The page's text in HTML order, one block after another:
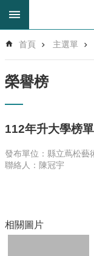
跳到主要內容區塊
階
搜
首
站
導
教
首頁 主選單
榮譽榜
112年升大學榜
發布單位：縣立蔦松藝
聯絡人：陳冠宇
相關圖片